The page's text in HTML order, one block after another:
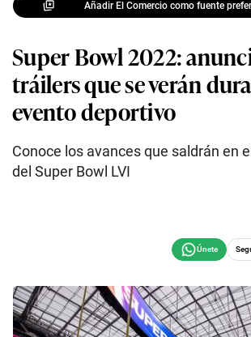
Añadir El Comercio como fuente
Super Bowl 2022:
tráilers que se verán
evento deportivo
Conoce los avances que saldrán en
del Super Bowl LVI